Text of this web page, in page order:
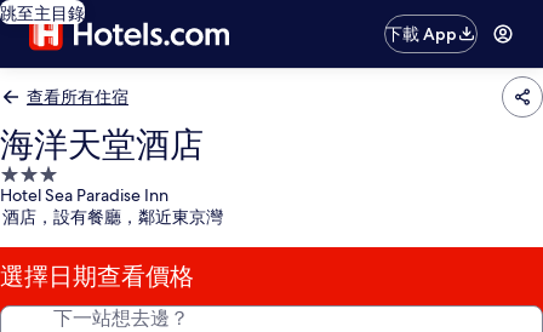
跳至主目錄
下載 App
查看所有住宿
海洋天堂酒店
3.0
星
級
住
宿
Hotel Sea Paradise Inn
酒店，設有餐廳，鄰近東京灣
選擇日期查看價格
下一站想去邊？